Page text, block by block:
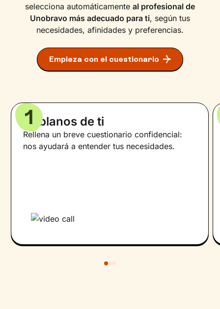
selecciona automáticamente al profesional de
Unobravo más adecuado para ti, según tus
necesidades, afinidades y preferencias.
Empieza con el cuestionario
Háblanos de ti
Rellena un breve cuestionario confidencial:
nos ayudará a entender tus necesidades.
1